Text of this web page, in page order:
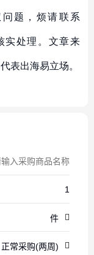
题，烦请联系
实处理。文章来
表出海易立场。